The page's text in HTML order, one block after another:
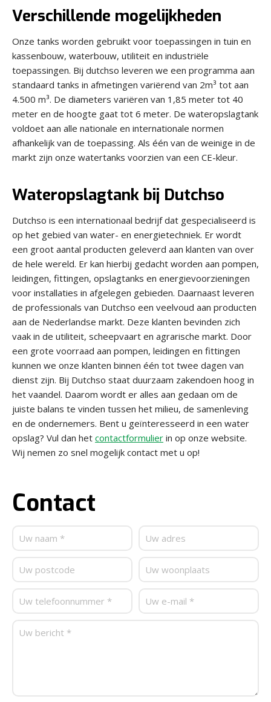
Verschillende mogelijkheden
Onze tanks worden gebruikt voor toepassingen in tuin en
kassenbouw, waterbouw, utiliteit en industriële
toepassingen. Bij dutchso leveren we een programma aan
standaard tanks in afmetingen variërend van 2m³ tot aan
4.500 m³. De diameters variëren van 1,85 meter tot 40
meter en de hoogte gaat tot 6 meter. De wateropslagtank
voldoet aan alle nationale en internationale normen
afhankelijk van de toepassing. Als één van de weinige in de
markt zijn onze watertanks voorzien van een CE-kleur.
Wateropslagtank bij Dutchso
Dutchso is een internationaal bedrijf dat gespecialiseerd is
op het gebied van water- en energietechniek. Er wordt
een groot aantal producten geleverd aan klanten van over
de hele wereld. Er kan hierbij gedacht worden aan pompen,
leidingen, fittingen, opslagtanks en energievoorzieningen
voor installaties in afgelegen gebieden. Daarnaast leveren
de professionals van Dutchso een veelvoud aan producten
aan de Nederlandse markt. Deze klanten bevinden zich
vaak in de utiliteit, scheepvaart en agrarische markt. Door
een grote voorraad aan pompen, leidingen en fittingen
kunnen we onze klanten binnen één tot twee dagen van
dienst zijn. Bij Dutchso staat duurzaam zakendoen hoog in
het vaandel. Daarom wordt er alles aan gedaan om de
juiste balans te vinden tussen het milieu, de samenleving
en de ondernemers. Bent u geïnteresseerd in een water
opslag? Vul dan het contactformulier in op onze website.
Wij nemen zo snel mogelijk contact met u op!
Contact